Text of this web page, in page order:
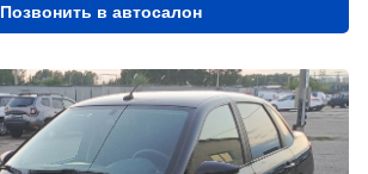
Позвонить в автосалон